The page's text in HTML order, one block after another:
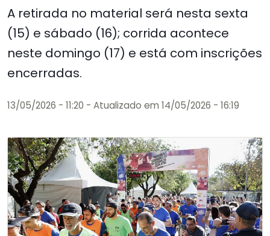
A retirada no material será nesta sexta
(15) e sábado (16); corrida acontece
neste domingo (17) e está com inscrições
encerradas.
13/05/2026 - 11:20 - Atualizado em 14/05/2026 - 16:19